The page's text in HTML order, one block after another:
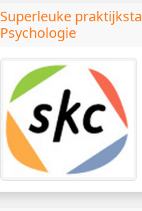
Superleuke
Psychologie